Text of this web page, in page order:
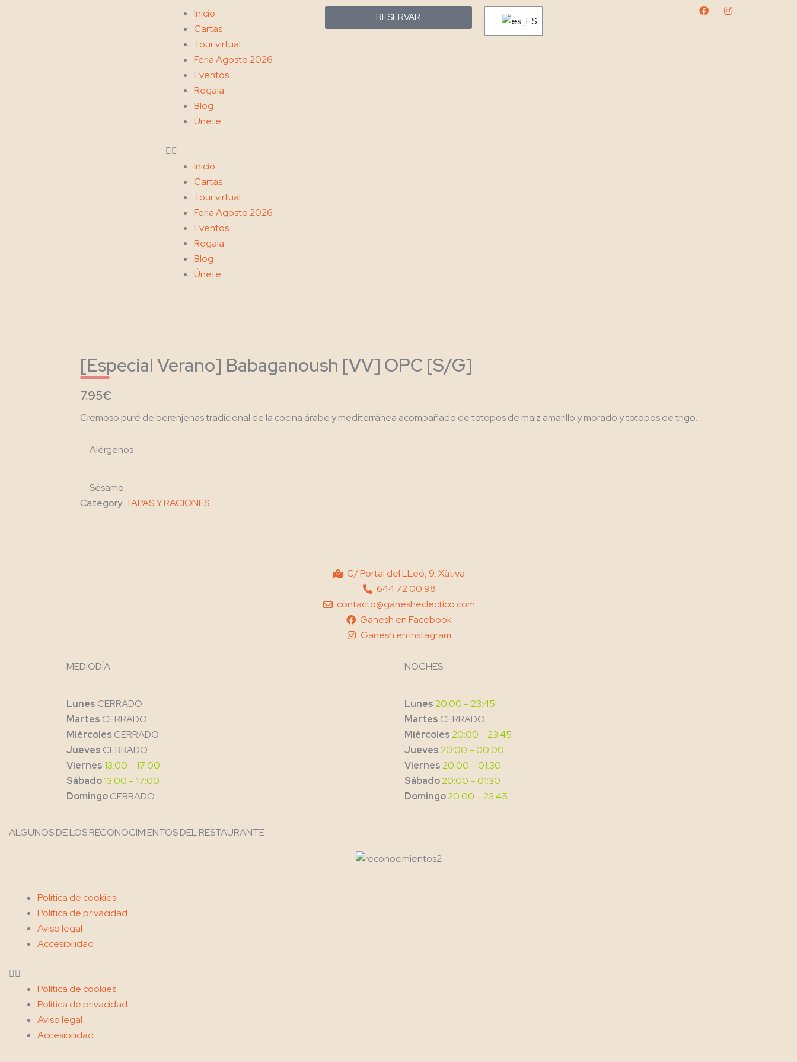
Inicio
Cartas
Tour virtual
Feria Agosto 2026
Eventos
Regala
Blog
Únete
Menu
Inicio
Cartas
Tour virtual
Feria Agosto 2026
Eventos
Regala
Blog
Únete
RESERVAR
[Especial Verano] Babaganoush [VV] OPC [S/G]
7.95€
Cremoso puré de berenjenas tradicional de la cocina árabe y mediterránea acompañado de totopos de maiz amarillo y morado y totopos de trigo.
Alérgenos
Sésamo.
Category: TAPAS Y RACIONES
C/ Portal del LLeó, 9. Xàtiva
644 72 00 98
contacto@ganesheclectico.com
Ganesh en Facebook
Ganesh en Instagram
MEDIODÍA
Lunes CERRADO
Martes CERRADO
Miércoles CERRADO
Jueves CERRADO
Viernes13:00 – 17:00
Sábado13:00 – 17:00
DomingoCERRADO
NOCHES
Lunes20:00 – 23:45
Martes CERRADO
Miércoles20:00 – 23:45
Jueves20:00 – 00:00
Viernes20:00 – 01:30
Sábado20:00 – 01:30
Domingo20:00 – 23:45
ALGUNOS DE LOS RECONOCIMIENTOS DEL RESTAURANTE
Política de cookies
Politica de privacidad
Aviso legal
Accesibilidad
Menu
Política de cookies
Politica de privacidad
Aviso legal
Accesibilidad